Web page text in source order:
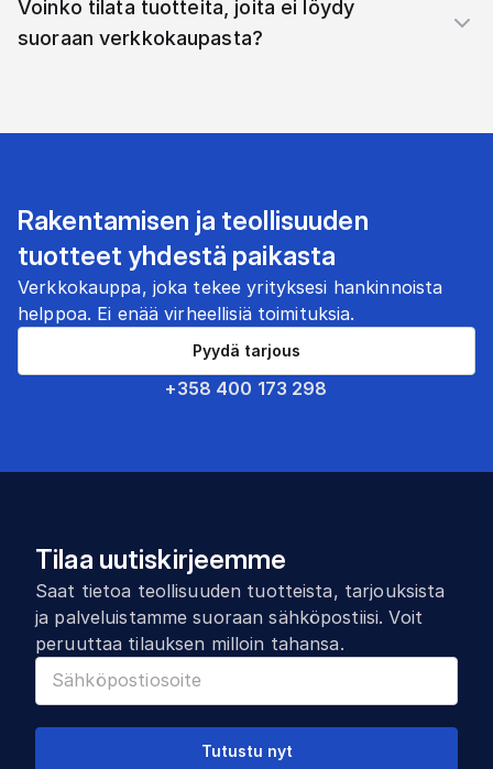
Voinko tilata tuotteita, joita ei löydy
suoraan verkkokaupasta?
Rakentamisen ja teollisuuden
tuotteet yhdestä paikasta
Verkkokauppa, joka tekee yrityksesi hankinnoista
helppoa. Ei enää virheellisiä toimituksia.
+358 400 173 298
Pyydä tarjous
Tilaa uutiskirjeemme
Saat tietoa teollisuuden tuotteista, tarjouksista
ja palveluistamme suoraan sähköpostiisi. Voit
peruuttaa tilauksen milloin tahansa.
Tutustu nyt